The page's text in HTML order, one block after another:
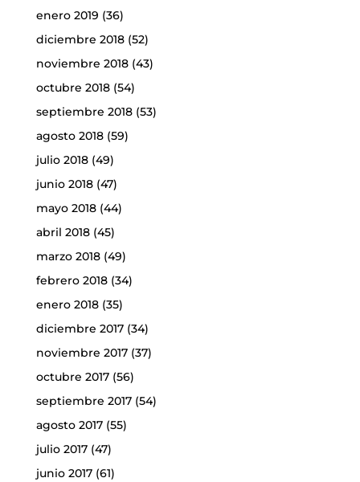
enero 2019 (36)
diciembre 2018(52)
noviembre 2018(43)
octubre 2018(54)
septiembre 2018(53)
agosto 2018(59)
julio 2018(49)
junio 2018(47)
mayo 2018(44)
abril 2018(45)
marzo 2018(49)
febrero 2018(34)
enero 2018(35)
diciembre 2017(34)
noviembre 2017(37)
octubre 2017(56)
septiembre 2017(54)
agosto 2017(55)
julio 2017(47)
junio 2017(61)